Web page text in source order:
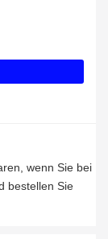
wenn Sie bei
bestellen Sie